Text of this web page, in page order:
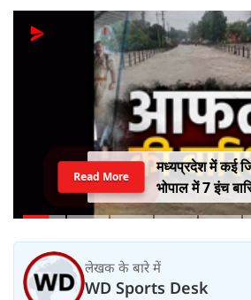
मध्यप्रदेश में कई जिलों में आफत की बारिश,
भोपाल में 7 इंच
व्यस्त, कई जिलों
Read More
लेखक के बारे में
WD Sports Desk